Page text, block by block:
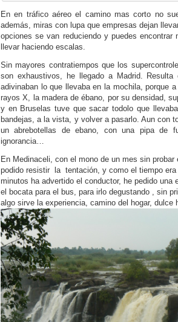
En en tráfico aéreo el camino mas corto no
además, miras con lupa que empresas dejan
opciones se van reduciendo y puedes encontrar
llevar haciendo escalas.
Sin mayores contratiempos que los
son exhaustivos, he llegado a Madrid.
adivinaban lo que llevaba en la mochila, porque
rayos X, la madera de ébano, por su densidad,
y en Bruselas tuve que sacar todolo que
bandejas, a la vista, y volver a pasarlo. Aun con
un abrebotellas de ebano, con una pipa de
ignorancia…
En Medinaceli, con el mono de un mes sin
podido resistir la tentación, y como el tiempo
minutos ha advertido el conductor, he pedido una
el bocata para el bus, para irlo degustando , sin
algo sirve la experiencia, camino del hogar, dulce